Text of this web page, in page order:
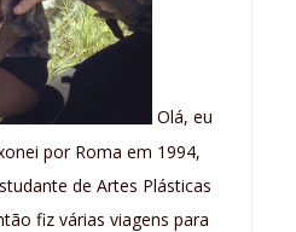
Olá, eu
por Roma em 1994,
de Artes Plásticas
fiz várias viagens para